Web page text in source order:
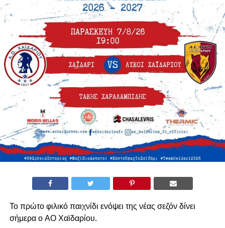
Το πρώτο φιλικό παιχνίδι ενόψει της νέας σεζόν δίνει
σήμερα ο ΑΟ Χαϊδαρίου.